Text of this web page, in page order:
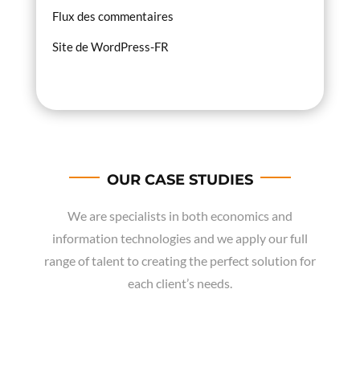
Flux des commentaires
Site de WordPress-FR
OUR CASE STUDIES
We are specialists in both economics and
information technologies and we apply our full
range of talent to creating the perfect solution for
each client’s needs.